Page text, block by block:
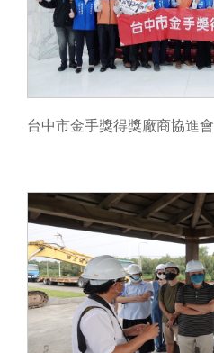
台中市金手獎得獎廠商協進會